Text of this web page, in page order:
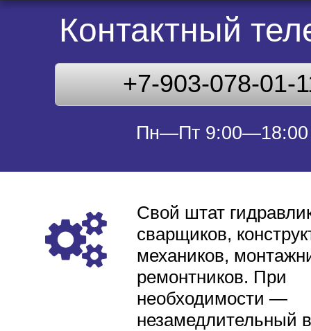
Контактный
+7-903-078-01-
Пн—Пт 9:00—18:00
Свой штат
сварщиков,
механиков,
ремонтников. При
необходимости —
незамедлительный